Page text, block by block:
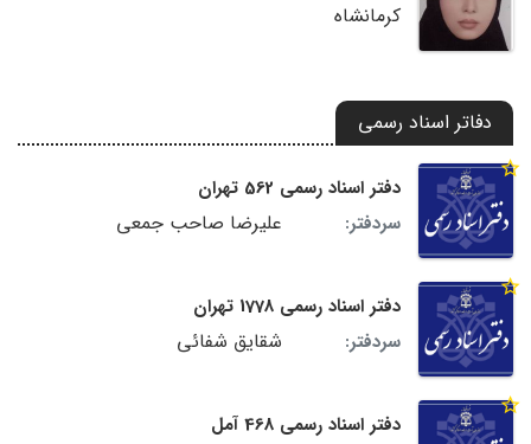
کرمانشاه
دفاتر اسناد رسمی
دفتر اسناد رسمی 562 تهران
سردفتر:
علیرضا صاحب جمعى
دفتر اسناد رسمی 1778 تهران
سردفتر:
شقایق شفائی
دفتر اسناد رسمی 468 آمل